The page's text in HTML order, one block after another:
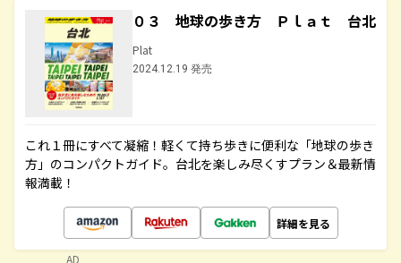
０３ 地球の歩き方 Ｐｌａｔ 台北
Plat
2024.12.19 発売
これ１冊にすべて凝縮！軽くて持ち歩きに便利な「地球の歩き
方」のコンパクトガイド。台北を楽しみ尽くすプラン＆最新情
報満載！
詳細を見る
AD